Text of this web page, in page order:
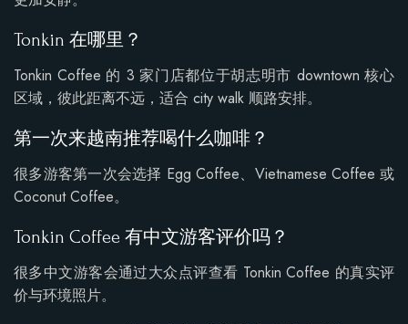
Tonkin 在哪里？
Tonkin Coffee 的 3 家门店都位于胡志明市 downtown 核心
区域，彼此距离不远，适合 city walk 顺路安排。
第一次来越南推荐喝什么咖啡？
很多游客第一次会选择 Egg Coffee、Vietnamese Coffee 或
Coconut Coffee。
Tonkin Coffee 有中文游客评价吗？
很多中文游客会通过大众点评查看 Tonkin Coffee 的真实评
价与环境照片。